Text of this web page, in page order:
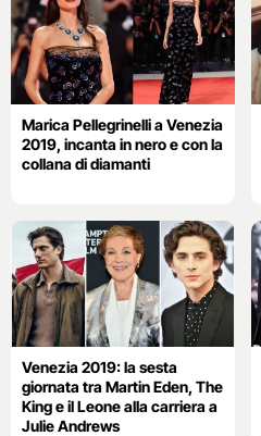
Marica Pellegrinelli a Venezia
2019, incanta in nero e con la
collana di diamanti
Venezia 2019: la sesta
giornata tra Martin Eden, The
King e il Leone alla carriera a
Julie Andrews